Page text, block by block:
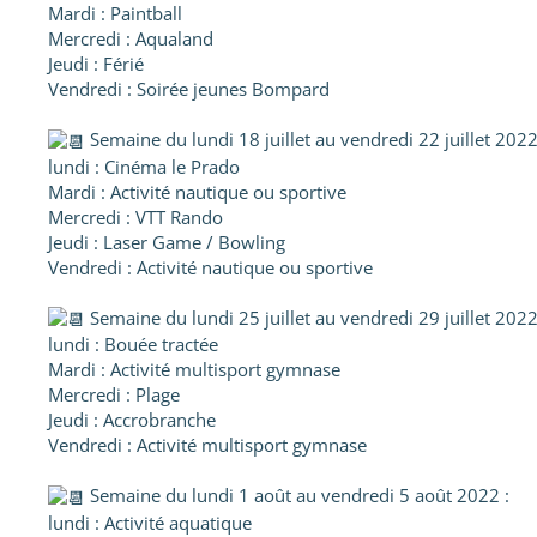
Mardi : Paintball
Mercredi : Aqualand
Jeudi : Férié
Vendredi : Soirée jeunes Bompard
Semaine du lundi 18 juillet au vendredi 22 juillet
lundi : Cinéma le Prado
Mardi : Activité nautique ou sportive
Mercredi : VTT Rando
Jeudi : Laser Game / Bowling
Vendredi : Activité nautique ou sportive
Semaine du lundi 25 juillet au vendredi 29 juillet
lundi : Bouée tractée
Mardi : Activité multisport gymnase
Mercredi : Plage
Jeudi : Accrobranche
Vendredi : Activité multisport gymnase
Semaine du lundi 1 août au vendredi 5 août 2022 :
lundi : Activité aquatique